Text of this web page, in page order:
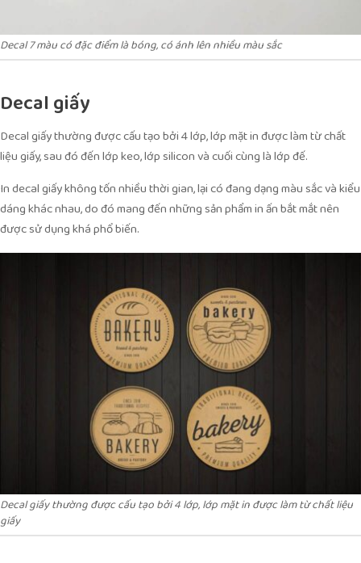
Decal 7 màu có đặc điểm là bóng, có ánh lên nhiều màu sắc
Decal giấy
Decal giấy thường được cấu tạo bởi 4 lớp, lớp mặt in được làm từ chất
liệu giấy, sau đó đến lớp keo, lớp silicon và cuối cùng là lớp đế.
In decal giấy không tốn nhiều thời gian, lại có đang dạng màu sắc và kiểu
dáng khác nhau, do đó mang đến những sản phẩm in ấn bắt mắt nên
được sử dụng khá phổ biến.
Decal giấy thường được cấu tạo bởi 4 lớp, lớp mặt in được làm từ chất liệu
giấy